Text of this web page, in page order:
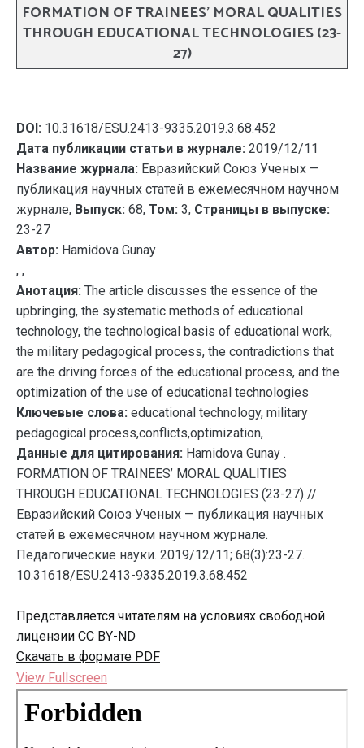
FORMATION OF TRAINEES’ MORAL QUALITIES
THROUGH EDUCATIONAL TECHNOLOGIES (23-
27)
DOI: 10.31618/ESU.2413-9335.2019.3.68.452
Дата публикации статьи в журнале: 2019/12/11
Название журнала: Евразийский Союз Ученых —
публикация научных статей в ежемесячном научном
журнале, Выпуск: 68, Том: 3, Страницы в выпуске:
23-27
Автор: Hamidova Gunay
, ,
Анотация: The article discusses the essence of the
upbringing, the systematic methods of educational
technology, the technological basis of educational work,
the military pedagogical process, the contradictions that
are the driving forces of the educational process, and the
optimization of the use of educational technologies
Ключевые слова: educational technology, military
pedagogical process,conflicts,optimization,
Данные для цитирования: Hamidova Gunay .
FORMATION OF TRAINEES’ MORAL QUALITIES
THROUGH EDUCATIONAL TECHNOLOGIES (23-27) //
Евразийский Союз Ученых — публикация научных
статей в ежемесячном научном журнале.
Педагогические науки. 2019/12/11; 68(3):23-27.
10.31618/ESU.2413-9335.2019.3.68.452
Представляется читателям на условиях свободной
лицензии CC BY-ND
Скачать в формате PDF
View Fullscreen
Перейти